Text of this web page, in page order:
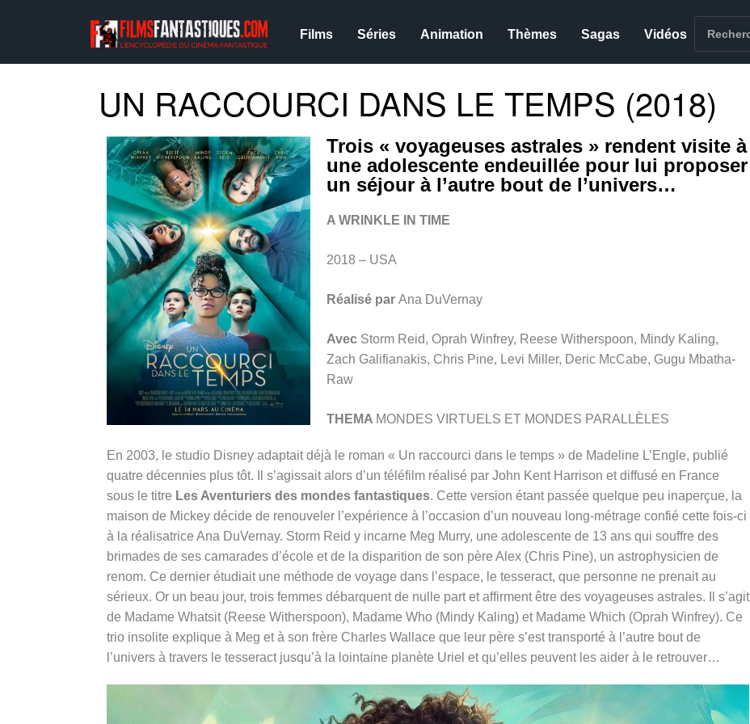
Films Séries Animation Thèmes Sagas Vidéos
UN RACCOURCI DANS LE TEMPS (2018)
Trois « voyageuses astrales » rendent visite à
une adolescente endeuillée pour lui proposer
un séjour à l’autre bout de l’univers…
A WRINKLE IN TIME
2018 – USA
Réalisé par Ana DuVernay
Avec Storm Reid, Oprah Winfrey, Reese Witherspoon, Mindy Kaling,
Zach Galifianakis, Chris Pine, Levi Miller, Deric McCabe, Gugu Mbatha-
Raw
THEMA MONDES VIRTUELS ET MONDES PARALLÈLES
En 2003, le studio Disney adaptait déjà le roman « Un raccourci dans le temps » de Madeline L’Engle, publié
quatre décennies plus tôt. Il s’agissait alors d’un téléfilm réalisé par John Kent Harrison et diffusé en France
sous le titre Les Aventuriers des mondes fantastiques. Cette version étant passée quelque peu inaperçue, la
maison de Mickey décide de renouveler l’expérience à l’occasion d’un nouveau long-métrage confié cette fois-ci
à la réalisatrice Ana DuVernay. Storm Reid y incarne Meg Murry, une adolescente de 13 ans qui souffre des
brimades de ses camarades d’école et de la disparition de son père Alex (Chris Pine), un astrophysicien de
renom. Ce dernier étudiait une méthode de voyage dans l’espace, le tesseract, que personne ne prenait au
sérieux. Or un beau jour, trois femmes débarquent de nulle part et affirment être des voyageuses astrales.
Il s’agit
de Madame Whatsit (Reese Witherspoon), Madame Who (Mindy Kaling) et Madame Which (Oprah Winfrey). Ce
trio insolite explique à Meg et à son frère Charles Wallace que leur père s’est transporté à l’autre bout de
l’univers à travers le tesseract jusqu’à la lointaine planète Uriel et qu’elles peuvent les aider à le retrouver…